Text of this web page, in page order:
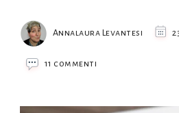
Annalaura Levantesi
11 commenti
pasta